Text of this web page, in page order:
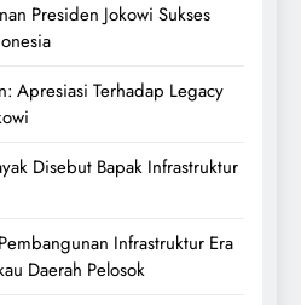
Presiden Jokowi Sukses
Apresiasi Terhadap Legacy
Disebut Bapak Infrastruktur
Infrastruktur Era
Daerah Pelosok